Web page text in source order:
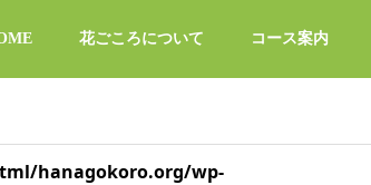
花ごころについて コース案内
hanagokoro.org/wp-